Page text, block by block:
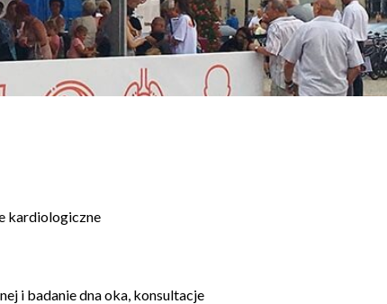
kardiologiczne
i badanie dna oka, konsultacje